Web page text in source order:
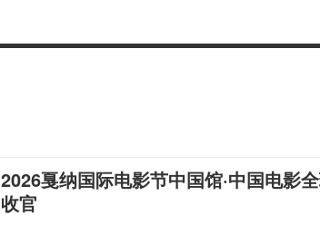
2026戛纳国际电影节中国馆·中国电影
收官